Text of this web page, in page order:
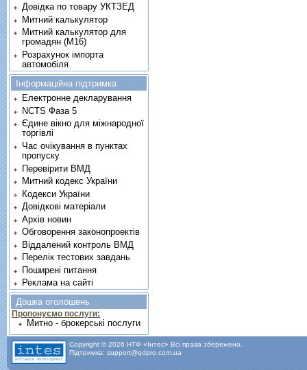
Довідка по товару УКТЗЕД
Митний калькулятор
Митний калькулятор для
громадян (М16)
Розрахунок імпорта
автомобіля
Інформаційна підтримка
Електронне декларування
NCTS Фаза 5
Єдине вікно для міжнародної
торгівлі
Час очікування в пунктах
пропуску
Перевірити ВМД
Митний кодекс України
Кодекси України
Довідкові матеріали
Архів новин
Обговорення законопроектів
Віддалений контроль ВМД
Перелік тестових завдань
Поширені питання
Реклама на сайті
Дошка оголошень
Пропонуємо послуги:
Митно - брокерські послуги
Copyright © 2026 НТФ «Інтес» Всі права збережено.
Підтримка: support@qdpro.com.ua